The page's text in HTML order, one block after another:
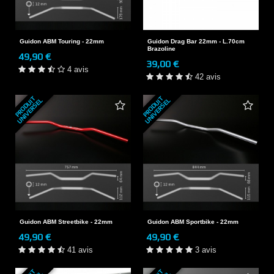
Guidon ABM Touring - 22mm
49,90 €
4 avis
Guidon Drag Bar 22mm - L.70cm
Brazoline
39,00 €
42 avis
P
R
O
D
U
I
T
U
N
I
V
E
R
S
E
L
Guidon ABM Streetbike - 22mm
49,90 €
41 avis
P
R
O
D
U
I
T
U
N
I
V
E
R
S
E
L
Guidon ABM Sportbike - 22mm
49,90 €
3 avis